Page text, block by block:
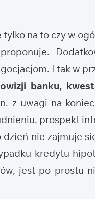
na to czy w
I tak w
banku,
z uwagi na
prospekt
nie zajmuje
kredytu
jest po prostu